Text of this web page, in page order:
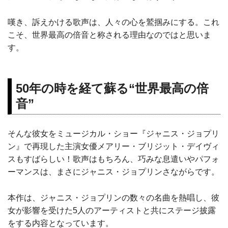
嘆き、訴えかける歌声は、人々の心を鷲掴みにする。これ
こそ、世界最高の倍音と称される理由なのではと思いま
す。
50年の時を経て蘇る“世界最高の倍
音”
そんな彼女をミュージカル・ショー『ジャニス・ジョプリ
ン』で再現した主演女優メアリー・ブリジット・デイヴィ
スもすばらしい！歌声はもちろん、巧みな息遣いやパフォ
ーマンスは、まさにジャニス・ジョプリンさながらです。
本作は、ジャニス・ジョプリンの数々の名曲を熱唱し、彼
女が影響を受けた5人のアーティストと共にステージ披露
をする内容となっています。